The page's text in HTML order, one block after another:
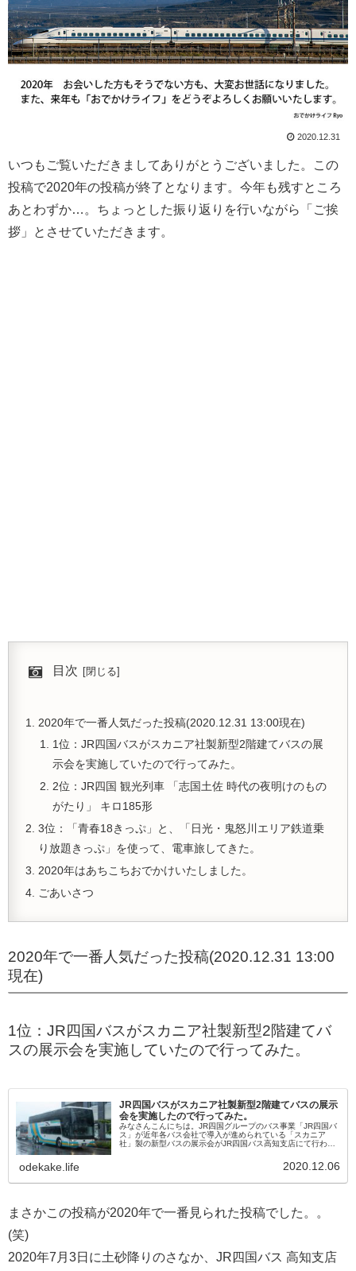
2020.12.31
いつもご覧いただきましてありがとうございました。この
投稿で2020年の投稿が終了となります。今年も残すところ
あとわずか…。ちょっとした振り返りを行いながら「ご挨
拶」とさせていただきます。
目次
2020年で一番人気だった投稿(2020.12.31 13:00現在)
1位：JR四国バスがスカニア社製新型2階建てバスの展
示会を実施していたので行ってみた。
2位：JR四国 観光列車 「志国土佐 時代の夜明けのもの
がたり」 キロ185形
3位：「青春18きっぷ」と、「日光・鬼怒川エリア鉄道乗
り放題きっぷ」を使って、電車旅してきた。
2020年はあちこちおでかけいたしました。
ごあいさつ
2020年で一番人気だった投稿(2020.12.31 13:00
現在)
1位：JR四国バスがスカニア社製新型2階建てバ
スの展示会を実施していたので行ってみた。
JR四国バスがスカニア社製新型2階建てバスの展示
会を実施したので行ってみた。
みなさんこんにちは。JR四国グループのバス事業「JR四国バ
ス」が近年各バス会社で導入が進められている「スカニア
社」製の新型バスの展示会がJR四国バス高知支店にて行われ
odekake.life 2020.12.06
まさかこの投稿が2020年で一番見られた投稿でした。。
(笑)
2020年7月3日に土砂降りのさなか、JR四国バス 高知支店